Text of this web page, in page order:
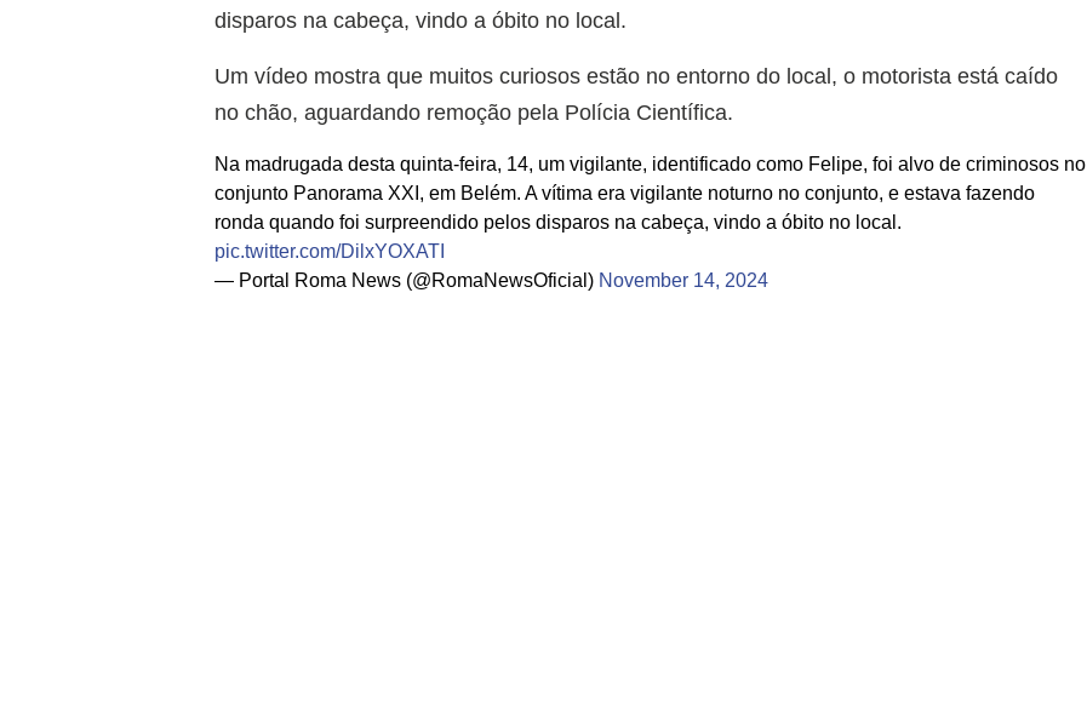
disparos na cabeça, vindo a óbito no local.
Um vídeo mostra que muitos curiosos estão no entorno do local, o motorista está caído
no chão, aguardando remoção pela Polícia Científica.
Na madrugada desta quinta-feira, 14, um vigilante, identificado como Felipe, foi alvo de criminosos no
conjunto Panorama XXI, em Belém. A vítima era vigilante noturno no conjunto, e estava fazendo
ronda quando foi surpreendido pelos disparos na cabeça, vindo a óbito no local.
pic.twitter.com/DilxYOXATI
— Portal Roma News (@RomaNewsOficial) November 14, 2024